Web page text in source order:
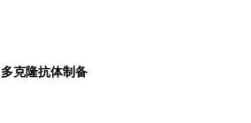
多克隆抗体制备